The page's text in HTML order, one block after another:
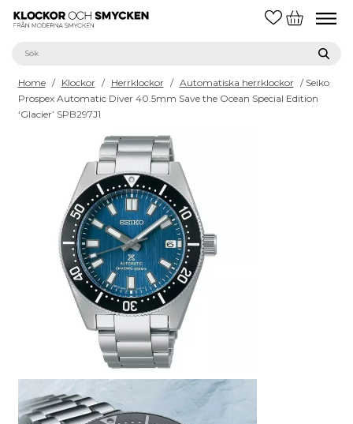
Home / Klockor / Herrklockor / Automatiska herrklockor / Seiko
Prospex Automatic Diver 40.5mm Save the Ocean Special Edition
‘Glacier’ SPB297J1